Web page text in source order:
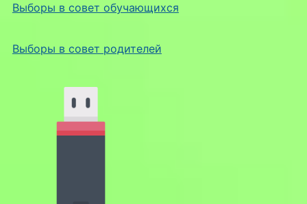
Выборы в совет обучающихся
Выборы в совет родителей